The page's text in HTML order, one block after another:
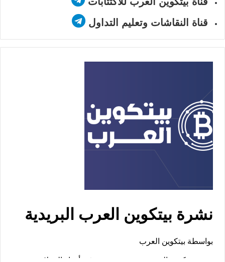
قناة النقاشات وتعليم التداول